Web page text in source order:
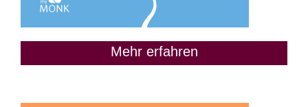
Mehr erfahren